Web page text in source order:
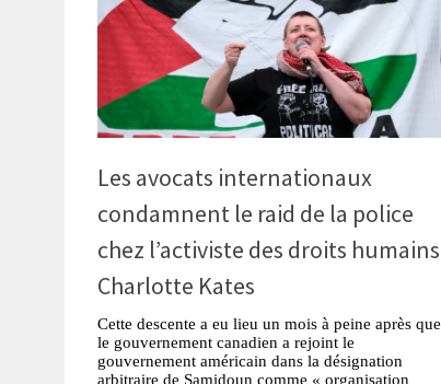
Les avocats internationaux
condamnent le raid de la police
chez l’activiste des droits humains
Charlotte Kates
Cette descente a eu lieu un mois à peine après que
le gouvernement canadien a rejoint le
gouvernement américain dans la désignation
arbitraire de Samidoun comme « organisation